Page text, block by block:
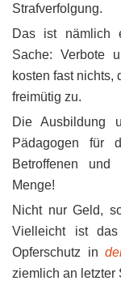
Strafverfolgung.
Das ist nämlich
Sache: Verbote
kosten fast nichts,
freimütig zu.
Die Ausbildung
Pädagogen für
Betroffenen
Menge!
Nicht nur Geld,
Vielleicht ist
Opferschutz in
ziemlich an letzter